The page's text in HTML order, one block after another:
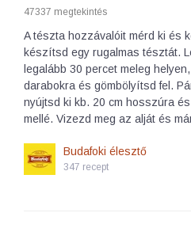
47337 megtekintés
A tészta hozzávalóit mérd ki és
készítsd egy rugalmas tésztát.
legalább 30 percet meleg
darabokra és gömbölyítsd fel.
nyújtsd ki kb. 20 cm hosszúra
mellé. Vizezd meg az alját és
Budafoki élesztő
347 recept